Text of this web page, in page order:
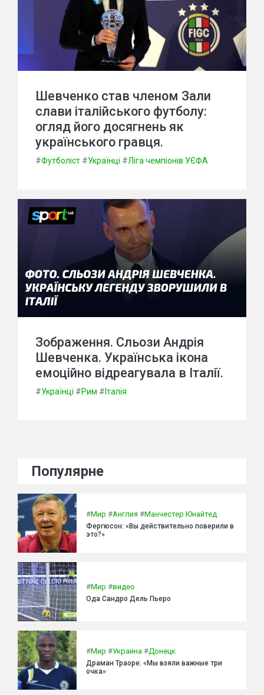
Шевченко став членом Зали
слави італійського футболу:
огляд його досягнень як
українського гравця.
#Футболіст #Українці #Ліга чемпіонів УЄФА
Зображення. Сльози Андрія
Шевченка. Українська ікона
емоційно відреагувала в Італії.
#Українці #Рим # Італія
Популярне
#Мир #Англия #Манчестер Юнайтед
Фергюсон: «Вы действительно поверили в
это?»
#Мир #видео
Ода Сандро Дель Пьеро
#Мир #Украина #Донецк
Драман Траоре: «Мы взяли важные три
очка»